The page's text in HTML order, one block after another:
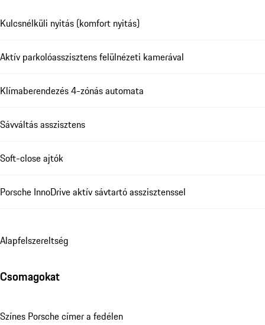
Kulcsnélküli nyitás (komfort nyitás)
Aktív parkolóasszisztens felülnézeti kamerával
Klímaberendezés 4-zónás automata
Sávváltás asszisztens
Soft-close ajtók
Porsche InnoDrive aktív sávtartó asszisztenssel
Alapfelszereltség
Csomagokat
Színes Porsche címer a fedélen